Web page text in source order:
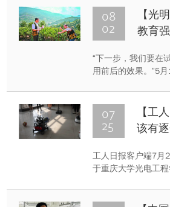
（化名），在妈妈
耍。经过设立在园
化长廊时，出于好
周年，学习英雄事
时代新人，2019年
08
02
【光
教育
“下一步，我们要在
用前后的效果。”5
种植基地查看病虫
与此同时，在茶叶
美的茶叶产品正在
07
25
【工
该有
工人日报客户端7月
于重庆大学光电工